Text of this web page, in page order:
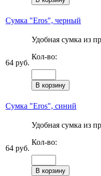
Сумка "Eros", черный
64 руб.
Удобная сумка из
Кол-во:
Сумка "Eros", синий
64 руб.
Удобная сумка из
Кол-во: